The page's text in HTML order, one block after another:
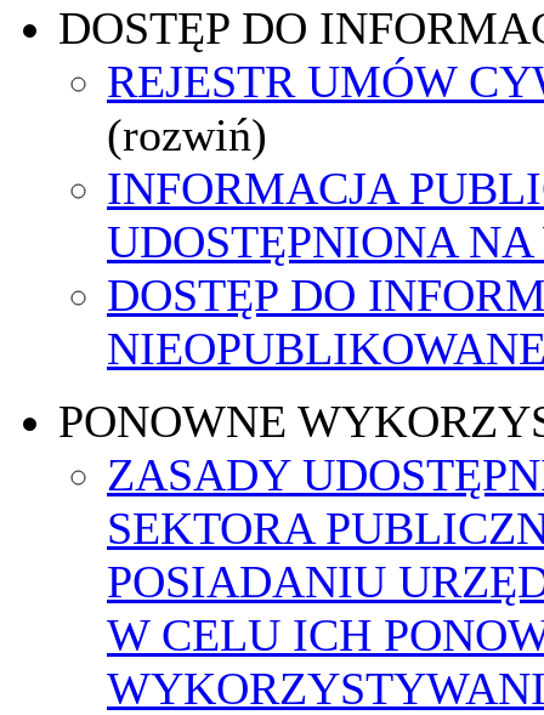
DOSTĘP DO
REJESTR UMÓW
(rozwiń)
INFORMACJA
UDOSTĘPNIONA
DOSTĘP DO
PONOWNE
ZASADY
SEKTORA
POSIADANIU
W CELU ICH